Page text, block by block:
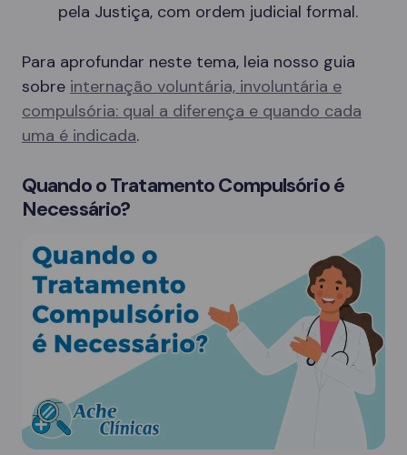
pela Justiça, com ordem judicial formal.
Para aprofundar neste tema, leia nosso guia
sobre internação voluntária, involuntária e
compulsória: qual a diferença e quando cada
uma é indicada.
Quando o Tratamento Compulsório é
Necessário?